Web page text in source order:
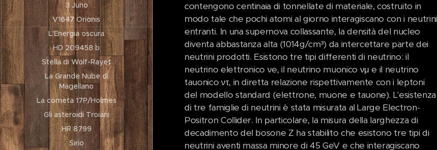
3 Juno
V1647 Orionis
L'Energia oscura
HD 209458 b
Stella di Wolf-Rayet
La Grande Nube di
Magellano
La cometa 17P/Holmes
Gli asteroidi Troiani
HR 8799
Sirio
contengono centinaia di tonnellate di materiale, costruito in
modo tale che pochi atomi al giorno interagiscano con i neutrini
entranti. In una supernova collassante, la densità del nucleo
diventa abbastanza alta (1014g/cm³) da intercettare parte dei
neutrini prodotti. Esistono tre tipi differenti di neutrino: il
neutrino elettronico νe, il neutrino muonico νμ e il neutrino
tauonico ντ, in diretta relazione rispettivamente con i leptoni
del modello standard (elettrone, muone e tauone). L'esistenza
di tre famiglie di neutrini è stata misurata al Large Electron-
Positron Collider. In particolare, la misura della larghezza di
decadimento del bosone Z ha stabilito che esistono tre tipi di
neutrini aventi massa minore di 45 GeV e che interagiscano